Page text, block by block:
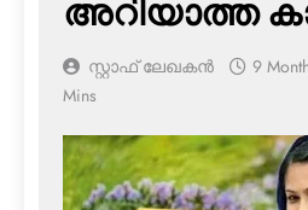
അറിയാത്ത
സ്റ്റാഫ് ലേഖകൻ 9
Mins